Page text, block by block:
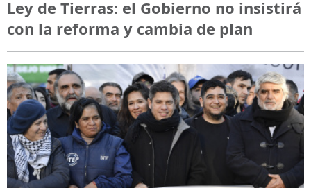
Ley de Tierras: el Gobierno no insistirá
con la reforma y cambia de plan